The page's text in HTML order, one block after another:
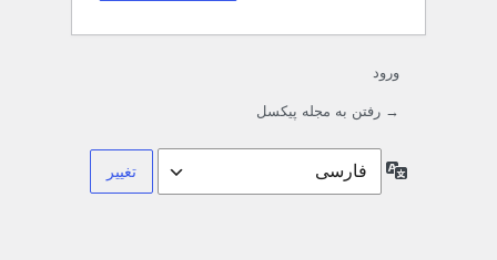
ورود
→ رفتن به مجله پیکسل
زبان